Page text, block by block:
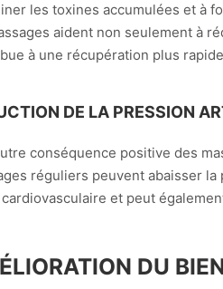
les toxines accumulées et à
aident non seulement à
à une récupération plus
DE LA PRESSION
conséquence positive des
réguliers peuvent abaisser
et peut
DU